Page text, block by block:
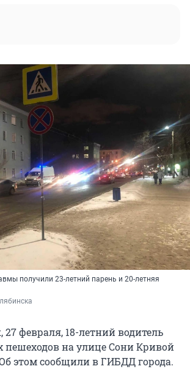
получили 23-летний парень и 20-летняя
27 февраля, 18-летний водитель
пешеходов на улице Сони Кривой
этом сообщили в ГИБДД города.